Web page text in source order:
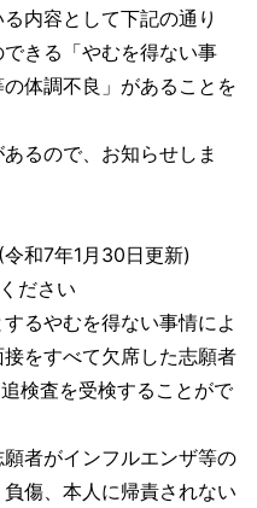
内容として下記の通り
きる「やむを得ない事
体調不良」があることを
るので、お知らせしま
和7年1月30日更新)
ださい
るやむを得ない事情によ
をすべて欠席した志願者
検査を受検することがで
願者がインフルエンザ等の
傷、本人に帰責されない